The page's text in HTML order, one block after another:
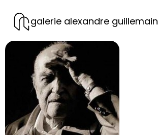
galerie alexandre guillemain